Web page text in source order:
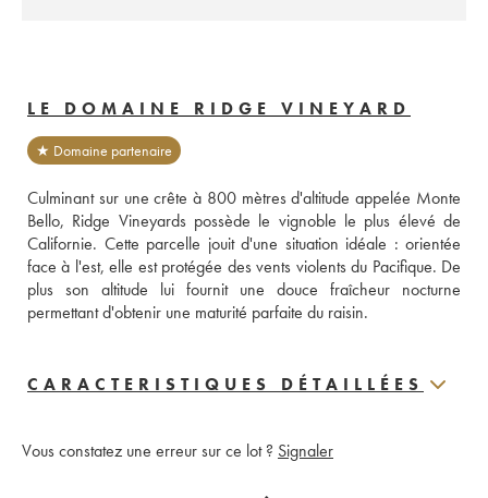
LE DOMAINE RIDGE VINEYARD
★ Domaine partenaire
Culminant sur une crête à 800 mètres d'altitude appelée Monte
Bello, Ridge Vineyards possède le vignoble le plus élevé de
Californie. Cette parcelle jouit d'une situation idéale : orientée
face à l'est, elle est protégée des vents violents du Pacifique. De
plus son altitude lui fournit une douce fraîcheur nocturne
CARACTERISTIQUES DÉTAILLÉES
Vous constatez une erreur sur ce lot ? Signaler